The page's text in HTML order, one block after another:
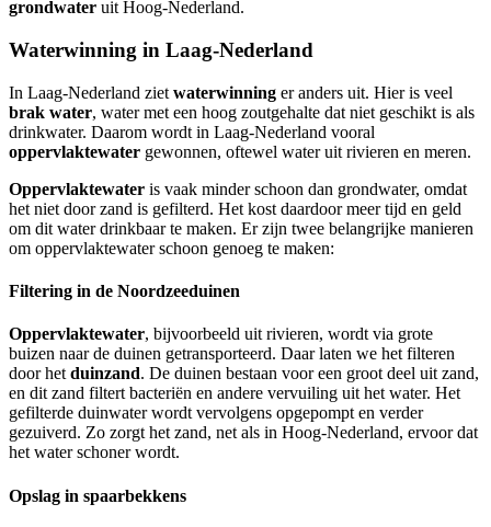
grondwater uit Hoog-Nederland.
Waterwinning in Laag-Nederland
In Laag-Nederland ziet waterwinning er anders uit. Hier is veel
brak water, water met een hoog zoutgehalte dat niet geschikt is als
drinkwater. Daarom wordt in Laag-Nederland vooral
oppervlaktewater gewonnen, oftewel water uit rivieren en meren.
Oppervlaktewater is vaak minder schoon dan grondwater, omdat
het niet door zand is gefilterd. Het kost daardoor meer tijd en geld
om dit water drinkbaar te maken. Er zijn twee belangrijke manieren
om oppervlaktewater schoon genoeg te maken:
Filtering in de Noordzeeduinen
Oppervlaktewater, bijvoorbeeld uit rivieren, wordt via grote
buizen naar de duinen getransporteerd. Daar laten we het filteren
door het duinzand. De duinen bestaan voor een groot deel uit zand,
en dit zand filtert bacteriën en andere vervuiling uit het water. Het
gefilterde duinwater wordt vervolgens opgepompt en verder
gezuiverd. Zo zorgt het zand, net als in Hoog-Nederland, ervoor dat
het water schoner wordt.
Opslag in spaarbekkens